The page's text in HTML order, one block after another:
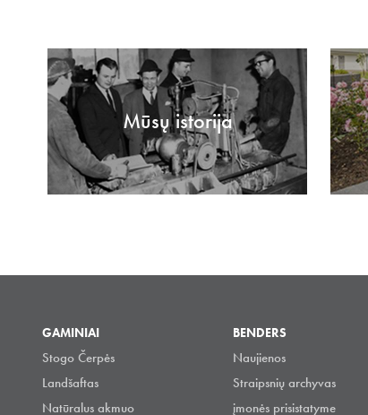
Mūsų istorija
GAMINIAI
Stogo Čerpės
Landšaftas
Natūralus akmuo
BENDERS
Naujienos
Straipsnių archyvas
įmonės prisistatyme